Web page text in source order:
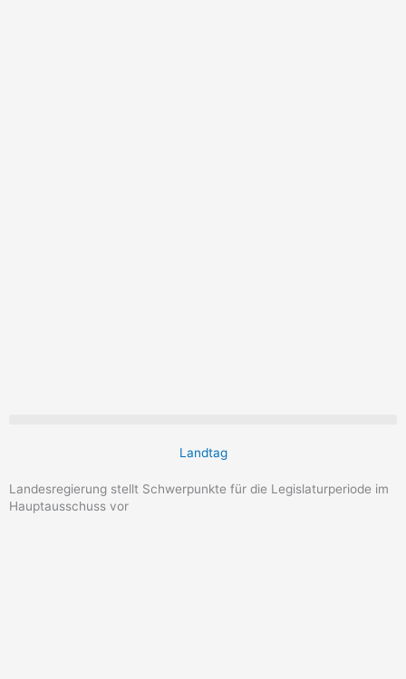
Landtag
Landesregierung stellt Schwerpunkte für die Legislaturperiode im
Hauptausschuss vor